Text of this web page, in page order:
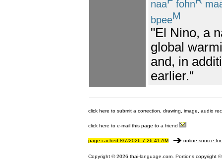
naa
fohn
bpeeM
"El Nino, a
global
and, in
earlier."
click here to submit a correction, drawing, image, audio
click here to e-mail this page to a friend
page cached 8/7/2026 7:26:41 AM online source
Copyright © 2026 thai-language.com. Portions copyright